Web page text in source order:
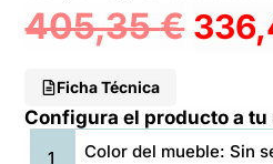
405,35€
Ficha Técnica
Configura el producto a tu
Color del mueble: Sin